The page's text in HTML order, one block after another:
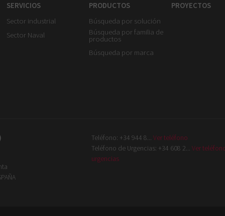
SERVICIOS
Sector industrial
Sector Naval
PRODUCTOS
Búsqueda por solución
Búsqueda por familia de
productos
Búsqueda por marca
PROYECTOS
Teléfono: +34 944 8...Ver teléfono
Teléfono de Urgencias: +34 608 2...Ver
urgencias